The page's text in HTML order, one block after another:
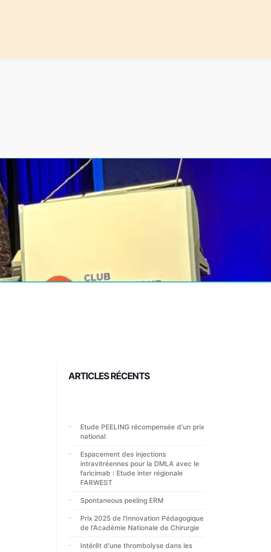
ARTICLES RÉCENTS
Etude PEELING récompensée d'un prix
national
Espacement des injections
intravitréennes pour la DMLA avec le
faricimab : Etude inter régionale
FARWEST
Spontaneous peeling ERM
Prix 2025 de l'Innovation Pédagogique
de l'Académie Nationale de Chirurgie
Intérêt d'une thrombolyse dans les